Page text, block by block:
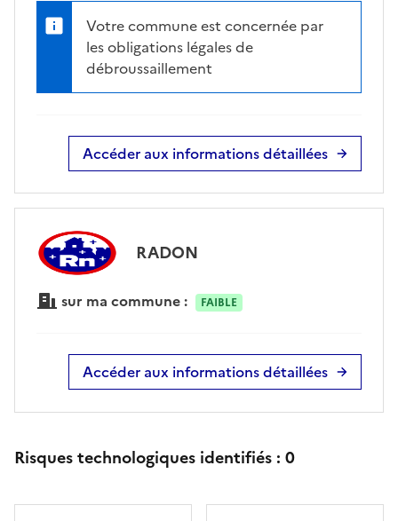
Votre commune est concernée par
les obligations légales de
débroussaillement
Accéder aux informations détaillées
RADON
sur ma commune : FAIBLE
Accéder aux informations détaillées
Risques technologiques identifiés : 0